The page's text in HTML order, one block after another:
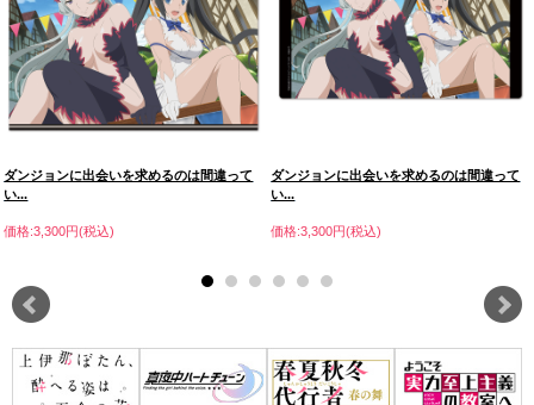
ダンジョンに出会いを求めるのは間違って
い...
価格:3,300円(税込)
ダンジョンに出会いを求めるのは間違って
い...
価格:3,300円(税込)